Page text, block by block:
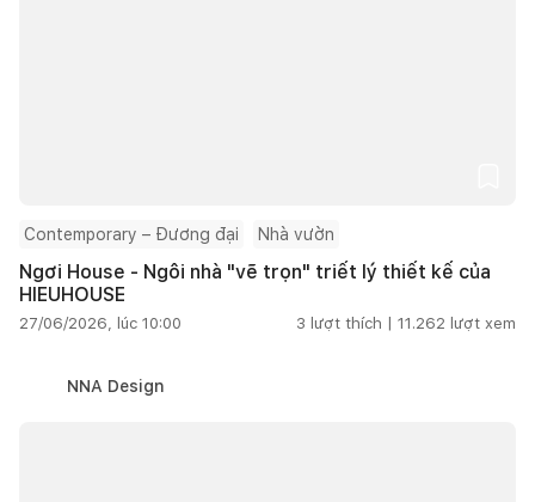
Contemporary – Đương đại Nhà vườn
Ngơi House - Ngôi nhà "vẽ trọn" triết lý thiết kế của
HIEUHOUSE
27/06/2026, lúc 10:00 3 lượt thích | 11.262 lượt xem
NNA Design